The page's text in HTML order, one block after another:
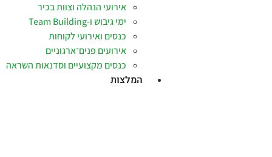
אירועי הנהלה וצוות בכיר
ימי גיבוש ו-Team Building
כנסים ואירועי לקוחות
אירועים פנים־ארגוניים
כנסים מקצועיים וסדנאות השראה
המלצות